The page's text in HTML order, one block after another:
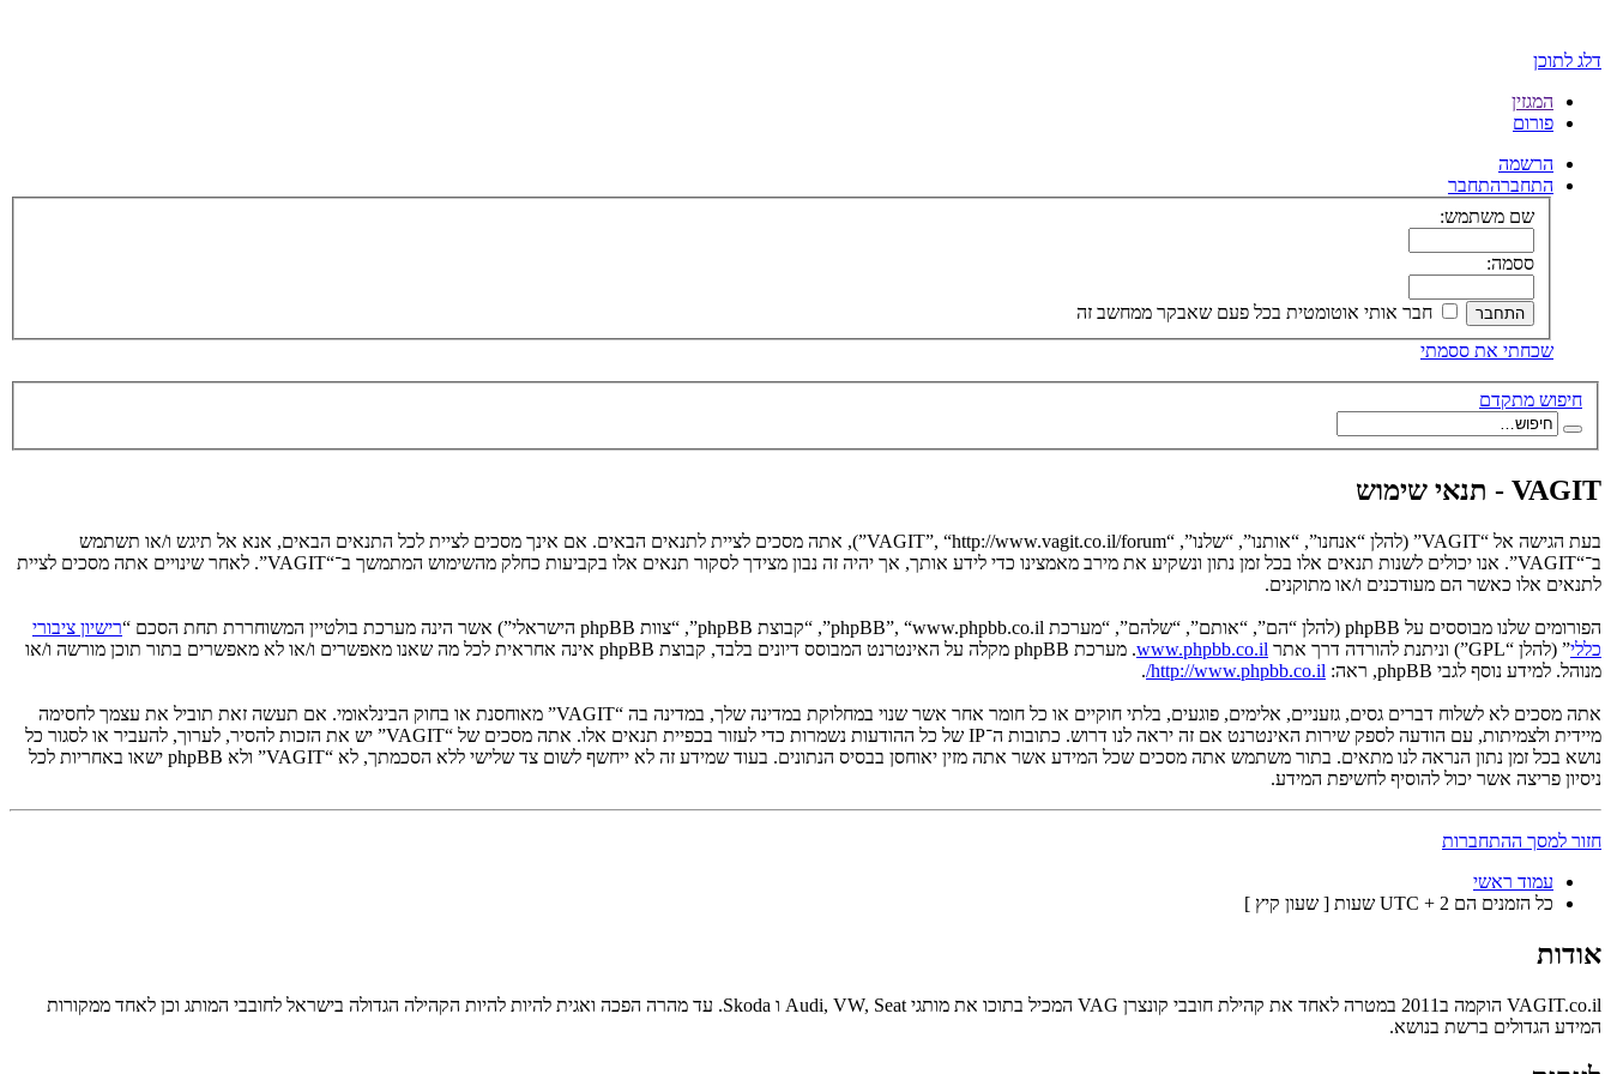
דלג לתוכן
המגזין
פורום
הרשמה
התחברהתחבר
שם משתמש:
ססמה:
חבר אותי אוטומטית בכל פעם שאבקר ממחשב זה
שכחתי את ססמתי
חיפוש מתקדם
VAGIT - תנאי שימוש
בעת הגישה אל “VAGIT” (להלן “אנחנו”, “אותנו”, “שלנו”, “VAGIT”, “http://www.vagit.co.il/forum”), אתה מסכים לציית לתנאים הבאים. אם אינך מסכים לציית לכל התנאים הבאים, אנא אל תיגש ו/או תשתמש
ב־“VAGIT”. אנו יכולים לשנות תנאים אלו בכל זמן נתון ונשקיע את מירב מאמצינו כדי לידע אותך, אך יהיה זה נבון מצידך לסקור תנאים אלו בקביעות כחלק מהשימוש המתמשך ב־“VAGIT”. לאחר שינויים אתה מסכים לציית
לתנאים אלו כאשר הם מעודכנים ו/או מתוקנים.
הפורומים שלנו מבוססים על phpBB (להלן “הם”, “אותם”, “שלהם”, “מערכת phpBB”, “www.phpbb.co.il”, “קבוצת phpBB”, “צוות phpBB הישראלי”) אשר הינה מערכת בולטיין המשוחררת תחת הסכם “
רישיון ציבורי
כללי” (להלן “GPL”) וניתנת להורדה דרך אתר www.phpbb.co.il
. מערכת phpBB מקלה על האינטרנט המבוסס דיונים בלבד, קבוצת phpBB אינה אחראית לכל מה שאנו מאפשרים ו/או לא מאפשרים בתור תוכן מורשה ו/או
מנוהל. למידע נוסף לגבי phpBB, ראה:
http://www.phpbb.co.il/
.
אתה מסכים לא לשלוח דברים גסים, גזעניים, אלימים, פוגעים, בלתי חוקיים או כל חומר אחר אשר שנוי במחלוקת במדינה שלך, במדינה בה “VAGIT” מאוחסנת או בחוק הבינלאומי. אם תעשה זאת תוביל את עצמך לחסימה
מיידית ולצמיתות, עם הודעה לספק שירות האינטרנט אם זה יראה לנו דרוש. כתובות ה־IP של כל ההודעות נשמרות כדי לעזור בכפיית תנאים אלו. אתה מסכים של “VAGIT” יש את הזכות להסיר, לערוך, להעביר או לסגור כל
נושא בכל זמן נתון הנראה לנו מתאים. בתור משתמש אתה מסכים שכל המידע אשר אתה מזין יאוחסן בבסיס הנתונים. בעוד שמידע זה לא ייחשף לשום צד שלישי ללא הסכמתך, לא “VAGIT” ולא phpBB ישאו באחריות לכל
ניסיון פריצה אשר יכול להוסיף לחשיפת המידע.
חזור למסך ההתחברות
עמוד ראשי
כל הזמנים הם UTC + 2 שעות [ שעון קיץ ]
אודות
VAGIT.co.il הוקמה ב2011 במטרה לאחד את קהילת חובבי קונצרן VAG המכיל בתוכו את מותגי Audi, VW, Seat ו Skoda. עד מהרה הפכה ואגית להיות להיות הקהילה הגדולה בישראל לחובבי המותג וכן לאחד ממקורות
המידע הגדולים ברשת בנושא.